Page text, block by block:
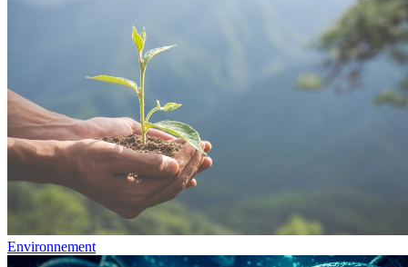
Environnement